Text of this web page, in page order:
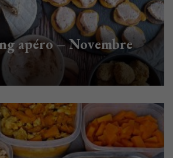
apéro – Novembre